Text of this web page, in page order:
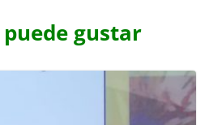
gustar